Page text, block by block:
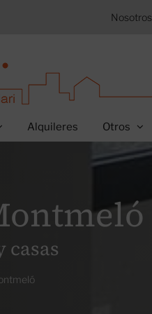
Nosotros
Alquileres Otros
casas